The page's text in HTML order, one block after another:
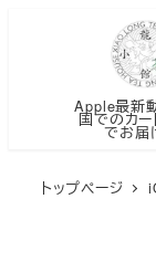
Apple最新
国でのカー
でお届
トップページ